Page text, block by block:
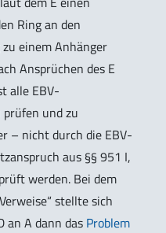
Ring an den
einem Anhänger
Ansprüchen des E
alle EBV-
prüfen und zu
– nicht durch die EBV-
aus §§ 951 I,
werden. Bei dem
stellte sich
an A dann das Problem